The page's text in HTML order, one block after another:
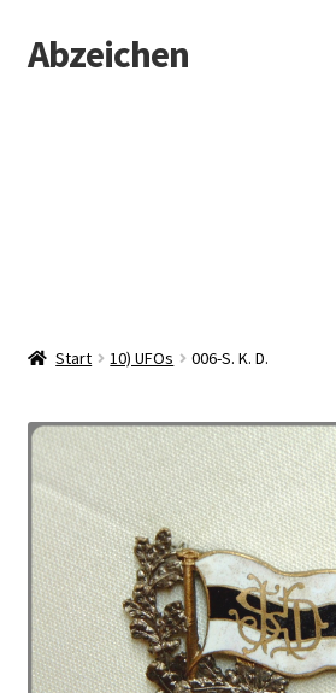
Zur
Navigation
Zum
Inhalt
Abzeichen
Start 10) UFOs 006-S. K. D.